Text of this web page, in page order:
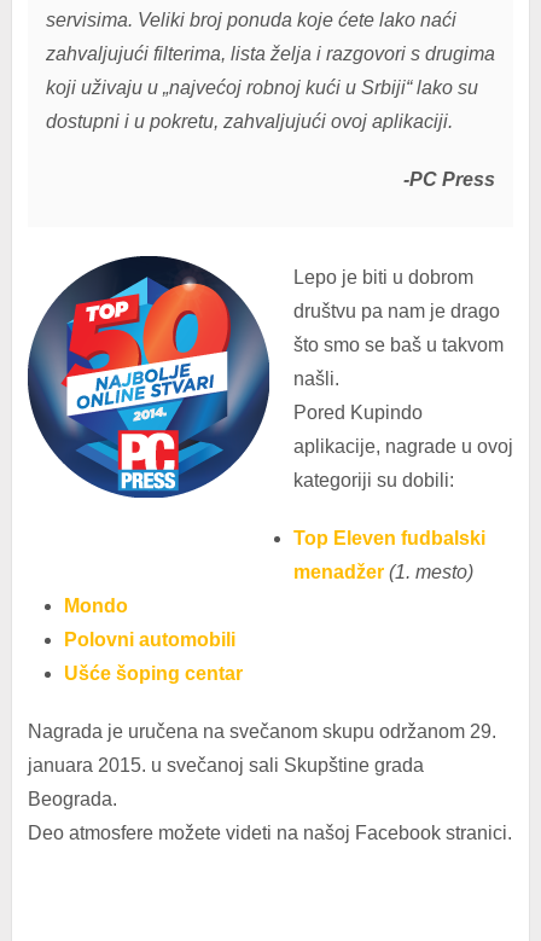
servisima. Veliki broj ponuda koje ćete lako naći
zahvaljujući filterima, lista želja i razgovori s drugima
koji uživaju u „najvećoj robnoj kući u Srbiji“ lako su
dostupni i u pokretu, zahvaljujući ovoj aplikaciji.
-PC Press
Lepo je biti u dobrom
društvu pa nam je drago
što smo se baš u takvom
našli.
Pored Kupindo
aplikacije, nagrade u ovoj
kategoriji su dobili:
Top Eleven fudbalski
menadžer (1. mesto)
Mondo
Polovni automobili
Ušće šoping centar
Nagrada je uručena na svečanom skupu održanom 29.
januara 2015. u svečanoj sali Skupštine grada
Beograda.
Deo atmosfere možete videti na našoj Facebook stranici.